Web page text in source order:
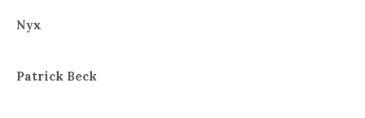
Nyx
Patrick Beck